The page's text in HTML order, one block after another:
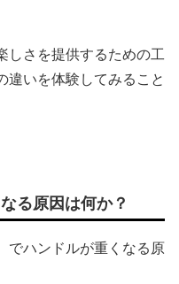
しさを提供するための工
違いを体験してみること
る原因は何か？
でハンドルが重くなる原